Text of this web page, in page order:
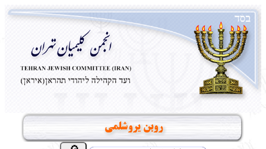
روبن یروشلمی